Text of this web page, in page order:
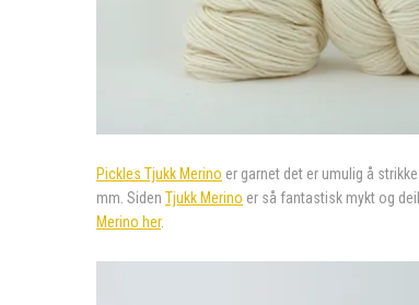
Pickles Tjukk Merino er garnet det er umulig å
mm. Siden Tjukk Merino er så fantastisk mykt og
Merino her.